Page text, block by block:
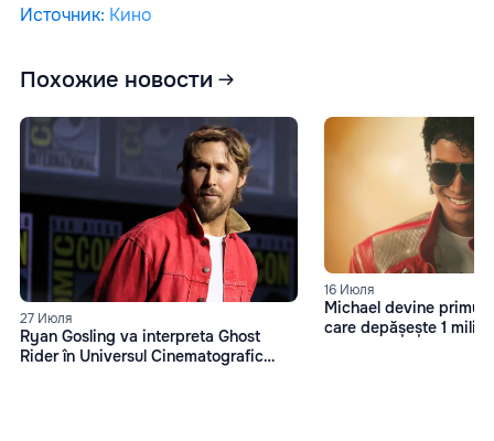
Источник: Кино
Похожие новости
27 Июля
Ryan Gosling va interpreta Ghost
Rider în Universul Cinematografic
16 Июля
Michael devine primul
care depășește 1